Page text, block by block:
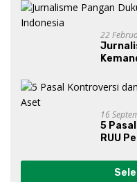
Gibran?
22
16
5
RUU